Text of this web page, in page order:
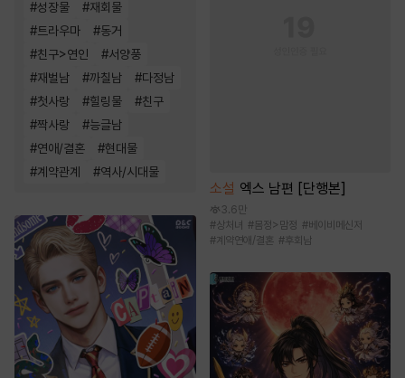
#성장물 #재회물
#트라우마 #동거
#친구>연인 #서양풍
#재벌남 #까칠남 #다정남
#첫사랑 #힐링물 #친구
#짝사랑 #능글남
#연애/결혼 #현대물
#계약관계 #역사/시대물
소설 엑스 남편 [단행본]
3.6만
#상처녀 #몸정>맘정 #베이비메신저
#계약연애/결혼 #후회남